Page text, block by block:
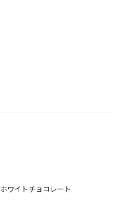
ホワイトチョコレート